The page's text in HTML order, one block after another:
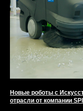
Новые роботы с
отрасли от компании